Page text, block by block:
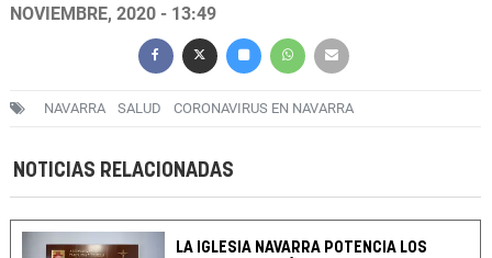
NOVIEMBRE, 2020 - 13:49
NAVARRA SALUD CORONAVIRUS EN NAVARRA
NOTICIAS RELACIONADAS
LA IGLESIA NAVARRA POTENCIA LOS